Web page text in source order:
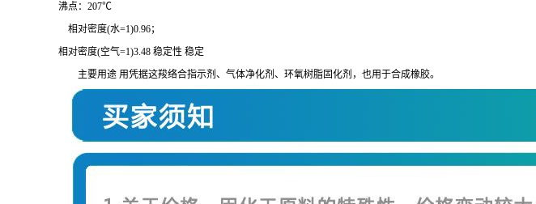
沸点：207℃
相对密度(水=1)0.96；
相对密度(空气=1)3.48 稳定性 稳定
主要用途 用凭据这羧络合指示剂、气体净化剂、环氧树脂固化剂，也用于合成橡胶。